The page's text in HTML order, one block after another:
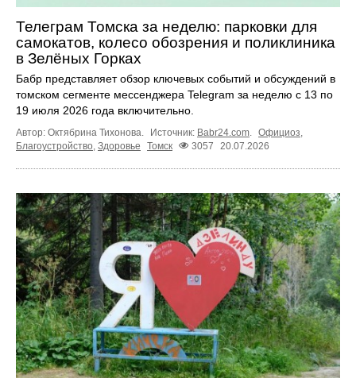
Телеграм Томска за неделю: парковки для
самокатов, колесо обозрения и поликлиника
в Зелёных Горках
Бабр представляет обзор ключевых событий и обсуждений в
томском сегменте мессенджера Telegram за неделю с 13 по
19 июля 2026 года включительно.
Автор: Октябрина Тихонова. Источник: Babr24.com Официоз
Благоустройство, Здоровье Томск 3057 20.07.2026